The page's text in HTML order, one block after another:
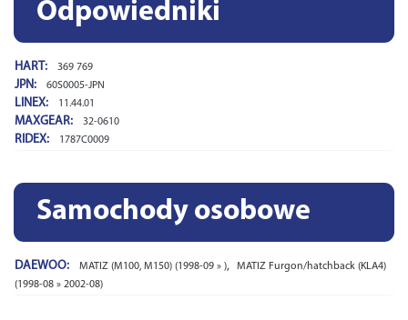
Odpowiedniki
HART: 369 769
JPN: 60S0005-JPN
LINEX: 11.44.01
MAXGEAR: 32-0610
RIDEX: 1787C0009
Samochody osobowe
DAEWOO: MATIZ (M100, M150) (1998-09 » ),
MATIZ Furgon/hatchback (KLA4)
(1998-08 » 2002-08)